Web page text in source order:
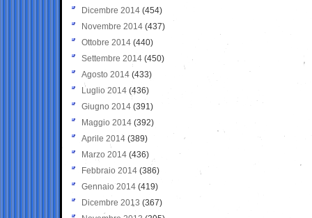
Dicembre 2014 (454)
Novembre 2014 (437)
Ottobre 2014 (440)
Settembre 2014 (450)
Agosto 2014 (433)
Luglio 2014 (436)
Giugno 2014 (391)
Maggio 2014 (392)
Aprile 2014 (389)
Marzo 2014 (436)
Febbraio 2014 (386)
Gennaio 2014 (419)
Dicembre 2013 (367)